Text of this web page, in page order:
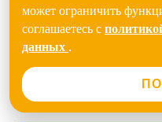
может ограничить
соглашаетесь с
данных .